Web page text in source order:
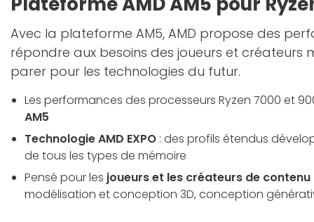
Avec la plateforme AM5, AMD propose des
répondre aux besoins des joueurs et créateurs
parer pour les technologies du futur.
Les performances des processeurs Ryzen 7000 et
AM5
Technologie AMD EXPO : des profils étendus
de tous les types de mémoire
Pensé pour les joueurs et les créateurs de
modélisation et conception 3D, conception